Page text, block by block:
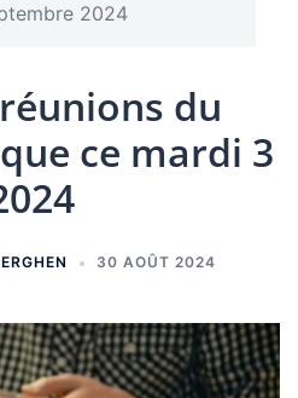
2024
du
ce mardi 3
30 AOÛT 2024